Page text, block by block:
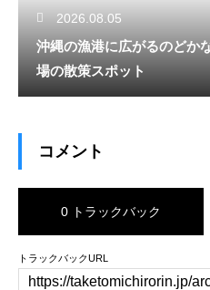
2026.08.05
沖縄の漁港に広がるのどか
場の散策スポット
コメント
0 トラックバック
トラックバックURL